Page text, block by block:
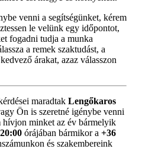
venni a segítségünket, kérem
le velünk egy időpontot,
fogadni tudja a munka
a remek szaktudást, a
árakat, azaz válasszon
maradtak Lengőkaros
Ön is szeretné igénybe venni
hívjon minket az év bármelyik
órájában bármikor a +36
és szakembereink